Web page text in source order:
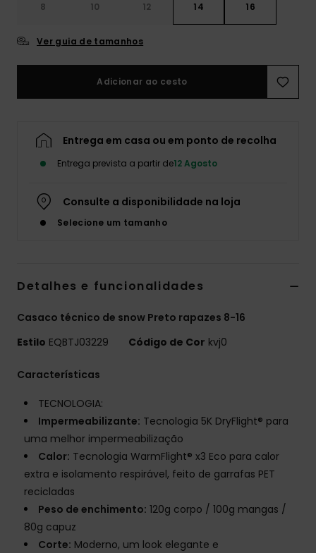
8 10 12 14 16
Ver guia de tamanhos
Adicionar ao cesto
Entrega em casa ou em ponto de recolha
Entrega prevista a partir de12 Agosto
Consulte a disponibilidade na loja
Selecione um tamanho
Detalhes e funcionalidades
Casaco técnico de snow Preto rapazes 8-16
Estilo EQBTJ03229 Código de Cor kvj0
Características
TECNOLOGIA:
Impermeabilizante: Tecnologia 5K DryFlight® para
uma melhor impermeabilização
Calor: Tecnologia WarmFlight® x3 Eco para calor
extra e isolamento respirável, feito de garrafas PET
recicladas
Peso de enchimento: 120g corpo / 100g mangas /
80g capuz
Corte: Moderno, um look elegante e